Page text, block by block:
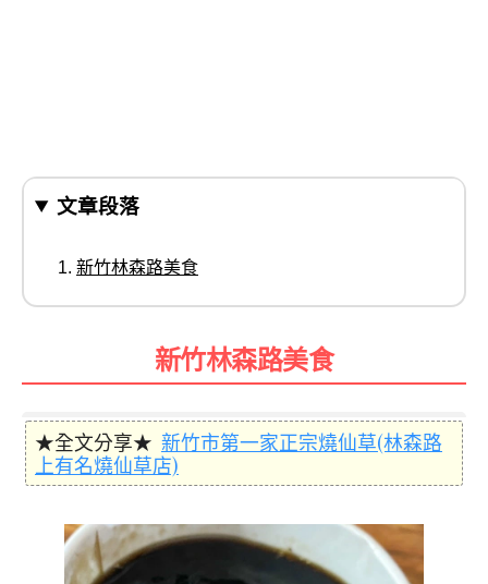
文章段落
新竹林森路美食
新竹林森路美食
★全文分享★ 新竹市第一家正宗燒仙草(林森路
上有名燒仙草店)